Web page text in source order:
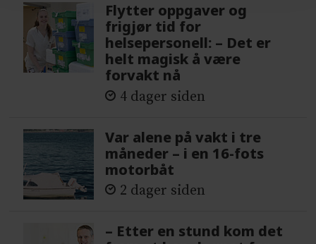
Flytter oppgaver og
frigjør tid for
helsepersonell: – Det er
helt magisk å være
forvakt nå
4 dager siden
Var alene på vakt i tre
måneder – i en 16-fots
motorbåt
2 dager siden
– Etter en stund kom det